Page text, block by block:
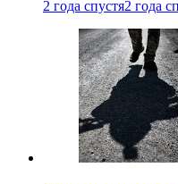
2 года спустя2 года